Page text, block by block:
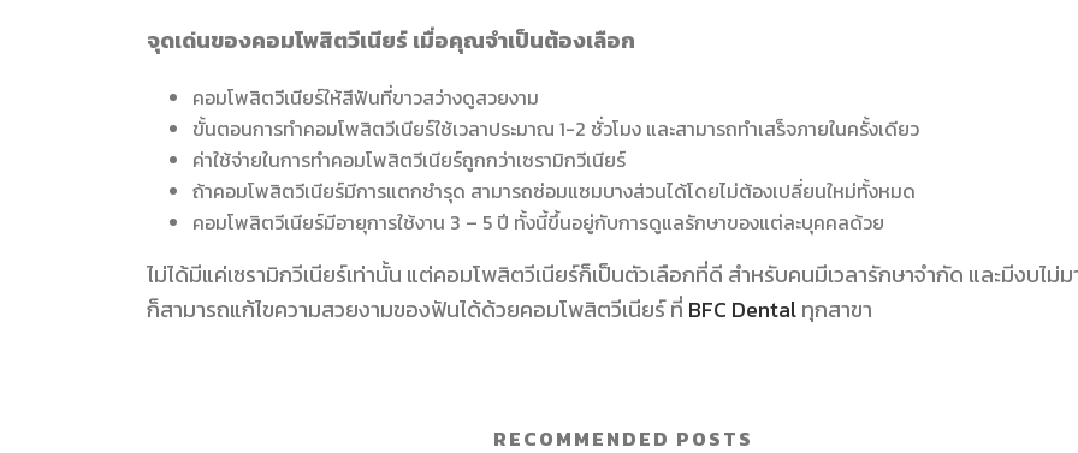
จุดเด่นของคอมโพสิตวีเนียร์ เมื่อคุณจำเป็นต้องเลือก
คอมโพสิตวีเนียร์ให้สีฟันที่ขาวสว่างดูสวยงาม
ขั้นตอนการทำคอมโพสิตวีเนียร์ใช้เวลาประมาณ 1-2 ชั่วโมง และสามารถทำเสร็จภายในครั้งเดียว
ค่าใช้จ่ายในการทำคอมโพสิตวีเนียร์ถูกกว่าเซรามิกวีเนียร์
ถ้าคอมโพสิตวีเนียร์มีการแตกชำรุด สามารถซ่อมแซมบางส่วนได้โดยไม่ต้องเปลี่ยนใหม่ทั้งหมด
คอมโพสิตวีเนียร์มีอายุการใช้งาน 3 – 5 ปี ทั้งนี้ขึ้นอยู่กับการดูแลรักษาของแต่ละบุคคลด้วย
ไม่ได้มีแค่เซรามิกวีเนียร์เท่านั้น แต่คอมโพสิตวีเนียร์ก็เป็นตัวเลือกที่ดี สำหรับคนมีเวลารักษาจำกัด และมีงบไม่
ก็สามารถแก้ไขความสวยงามของฟันได้ด้วยคอมโพสิตวีเนียร์ ที่ BFC Dentalทุกสาขา
RECOMMENDED POSTS